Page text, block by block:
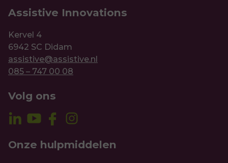
Assistive Innovations
Kervel 4
6942 SC Didam
assistive@assistive.nl
085 – 747 00 08
Volg ons
Onze hulpmiddelen